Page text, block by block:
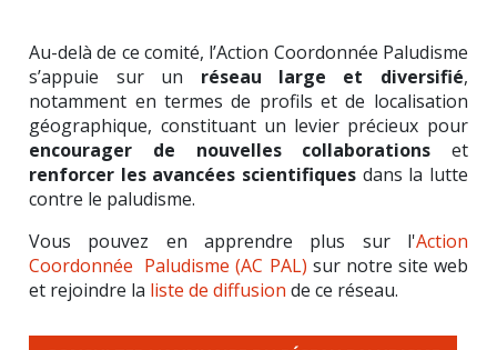
Au-delà de ce comité, l’Action Coordonnée Paludisme
s’appuie sur un réseau large et diversifié,
notamment en termes de profils et de localisation
géographique, constituant un levier précieux pour
encourager de nouvelles collaborations et
renforcer les avancées scientifiques dans la lutte
contre le paludisme.
Vous pouvez en apprendre plus sur l'Action
Coordonnée Paludisme (AC PAL) sur notre site web
et rejoindre la liste de diffusion de ce réseau.